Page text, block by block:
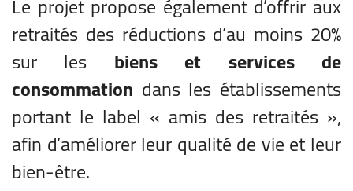
retraités des réductions d’au moins 20%
sur les biens et services de
consommation dans les établissements
portant le label « amis des retraités »,
afin d’améliorer leur qualité de vie et leur
bien-être.